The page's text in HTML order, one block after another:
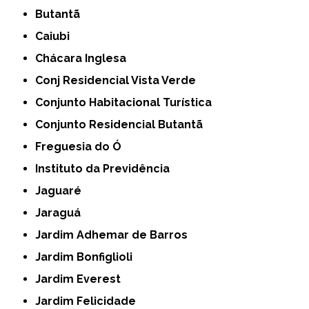
Butantã
Caiubi
Chácara Inglesa
Conj Residencial Vista Verde
Conjunto Habitacional Turística
Conjunto Residencial Butantã
Freguesia do Ó
Instituto da Previdência
Jaguaré
Jaraguá
Jardim Adhemar de Barros
Jardim Bonfiglioli
Jardim Everest
Jardim Felicidade